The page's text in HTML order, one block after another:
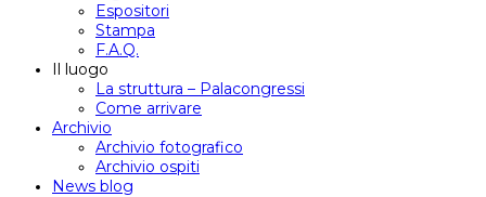
Espositori
Stampa
F.A.Q.
Il luogo
La struttura – Palacongressi
Come arrivare
Archivio
Archivio fotografico
Archivio ospiti
News blog